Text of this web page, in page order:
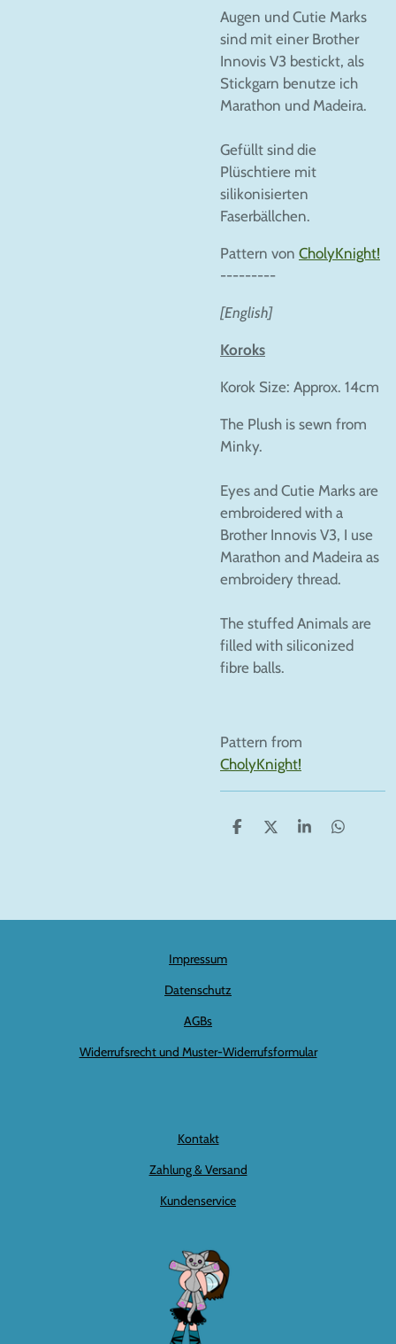
Augen und Cutie Marks
sind mit einer Brother
Innovis V3 bestickt, als
Stickgarn benutze ich
Marathon und Madeira.
Gefüllt sind die
Plüschtiere mit
silikonisierten
Faserbällchen.
Pattern von CholyKnight!
---------
[English]
Koroks
Korok Size: Approx. 14cm
The Plush is sewn from
Minky.
Eyes and Cutie Marks are
embroidered with a
Brother Innovis V3, I use
Marathon and Madeira as
embroidery thread.
The stuffed Animals are
filled with siliconized
fibre balls.
Pattern from
CholyKnight!
S
S
S
S
Impressum
Datenschutz
AGBs
Widerrufsrecht und Muster-Widerrufsformular
Kontakt
Zahlung & Versand
Kundenservice